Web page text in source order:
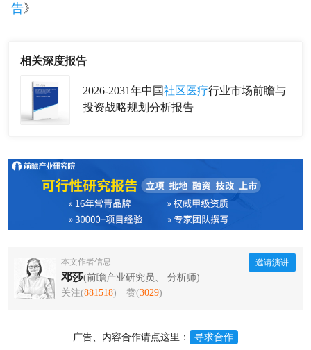
告》
相关深度报告
2026-2031年中国社区医疗行业市场前瞻与
投资战略规划分析报告
本文作者信息
邓莎(前瞻产业研究员、 分析师)
关注(881518) 赞(3029)
邀请演讲
广告、内容合作请点这里： 寻求合作